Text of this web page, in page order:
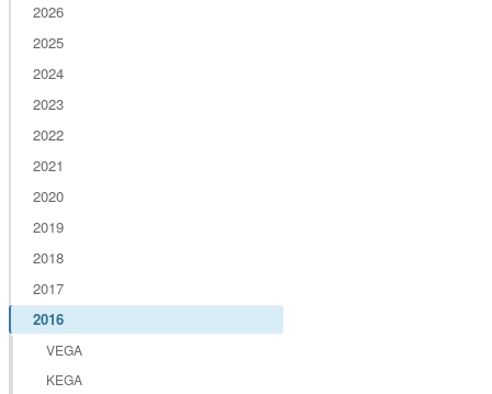
2026
2025
2024
2023
2022
2021
2020
2019
2018
2017
2016
VEGA
KEGA